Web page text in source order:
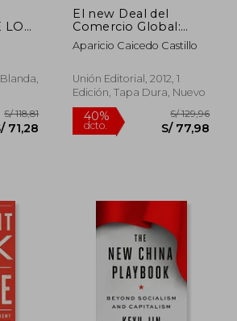
S/ 78,23
55%
dcto.
LOS
El new Deal del
Comercio Global:
Génesis Ideológica
del Ordenamiento
Posguerra (Nueva
Biblioteca de la
Aparicio Caicedo Castillo
Unión Editorial, 2012, 1
Edición, Tapa Dura, Nuevo